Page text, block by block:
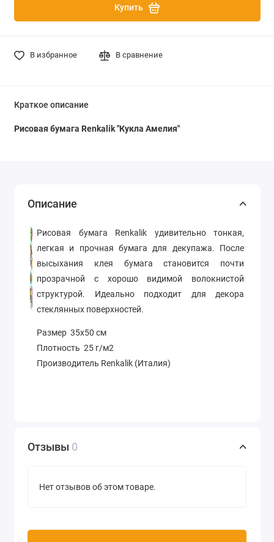
Купить
В избранное В сравнение
Краткое описание
Рисовая бумага Renkalik "Кукла Амелия"
Описание
Рисовая бумага Renkalik удивительно тонкая,
легкая и прочная бумага для декупажа. После
высыхания клея бумага становится почти
прозрачной с хорошо видимой волокнистой
структурой. Идеально подходит для декора
стеклянных поверхностей.
Размер 35х50 см
Плотность 25 г/м2
Производитель Renkalik (Италия)
Отзывы 0
Нет отзывов об этом товаре.